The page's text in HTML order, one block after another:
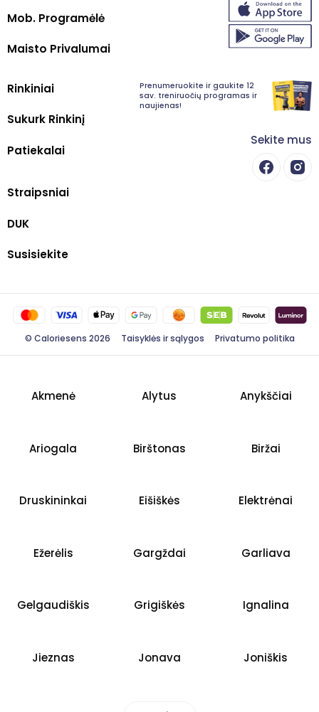
Mob. Programėlė
Maisto Privalumai
Rinkiniai
Sukurk Rinkinį
Patiekalai
Straipsniai
DUK
Susisiekite
Prenumeruokite ir gaukite 12
sav. treniruočių programas ir
naujienas!
Sekite mus
© Caloriesens 2026 Taisyklės ir sąlygos Privatumo politika
Akmenė Alytus Anykščiai
Ariogala Birštonas Biržai
Druskininkai Eišiškės Elektrėnai
Ežerėlis Gargždai Garliava
Gelgaudiškis Grigiškės Ignalina
Jieznas Jonava Joniškis